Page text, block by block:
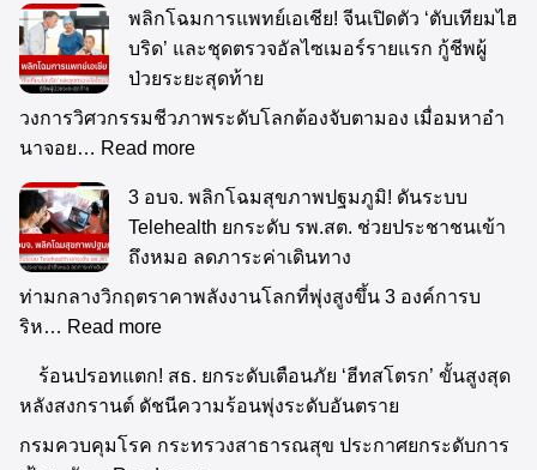
พลิกโฉมการแพทย์เอเชีย! จีนเปิดตัว ‘ตับเทียมไฮ
บริด’ และชุดตรวจอัลไซเมอร์รายแรก กู้ชีพผู้
ป่วยระยะสุดท้าย
วงการวิศวกรรมชีวภาพระดับโลกต้องจับตามอง เมื่อมหาอำ
นาจอย… Read more
3 อบจ. พลิกโฉมสุขภาพปฐมภูมิ! ดันระบบ
Telehealth ยกระดับ รพ.สต. ช่วยประชาชนเข้า
ถึงหมอ ลดภาระค่าเดินทาง
ท่ามกลางวิกฤตราคาพลังงานโลกที่พุ่งสูงขึ้น 3 องค์การบ
ริห… Read more
ร้อนปรอทแตก! สธ. ยกระดับเตือนภัย ‘ฮีทส
โตรก’ ขั้นสูงสุดหลังสงกรานต์ ดัชนีความร้อน
พุ่งระดับอันตราย